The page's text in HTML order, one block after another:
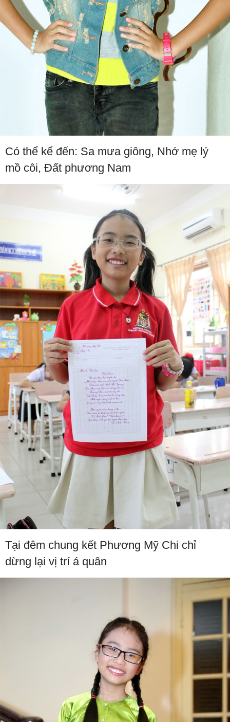
Có thể kể đến: Sa mưa giông, Nhớ mẹ lý
mồ côi, Đất phương Nam
Tại đêm chung kết Phương Mỹ Chi chỉ
dừng lại vị trí á quân